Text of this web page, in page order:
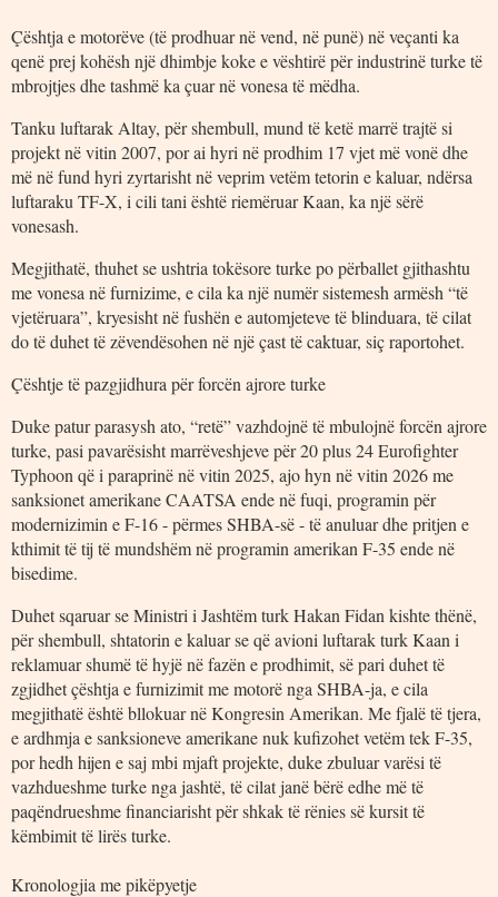
Çështja e motorëve (të prodhuar në vend, në punë) në veçanti ka
qenë prej kohësh një dhimbje koke e vështirë për industrinë turke të
mbrojtjes dhe tashmë ka çuar në vonesa të mëdha.
Tanku luftarak Altay, për shembull, mund të ketë marrë trajtë si
projekt në vitin 2007, por ai hyri në prodhim 17 vjet më vonë dhe
më në fund hyri zyrtarisht në veprim vetëm tetorin e kaluar, ndërsa
luftaraku TF-X, i cili tani është riemëruar Kaan, ka një sërë
vonesash.
Megjithatë, thuhet se ushtria tokësore turke po përballet gjithashtu
me vonesa në furnizime, e cila ka një numër sistemesh armësh “të
vjetëruara”, kryesisht në fushën e automjeteve të blinduara, të cilat
do të duhet të zëvendësohen në një çast të caktuar, siç raportohet.
Çështje të pazgjidhura për forcën ajrore turke
Duke patur parasysh ato, “retë” vazhdojnë të mbulojnë forcën ajrore
turke, pasi pavarësisht marrëveshjeve për 20 plus 24 Eurofighter
Typhoon që i paraprinë në vitin 2025, ajo hyn në vitin 2026 me
sanksionet amerikane CAATSA ende në fuqi, programin për
modernizimin e F-16 - përmes SHBA-së - të anuluar dhe pritjen e
kthimit të tij të mundshëm në programin amerikan F-35 ende në
bisedime.
Duhet sqaruar se Ministri i Jashtëm turk Hakan Fidan kishte thënë,
për shembull, shtatorin e kaluar se që avioni luftarak turk Kaan i
reklamuar shumë të hyjë në fazën e prodhimit, së pari duhet të
zgjidhet çështja e furnizimit me motorë nga SHBA-ja, e cila
megjithatë është bllokuar në Kongresin Amerikan. Me fjalë të tjera,
e ardhmja e sanksioneve amerikane nuk kufizohet vetëm tek F-35,
por hedh hijen e saj mbi mjaft projekte, duke zbuluar varësi të
vazhdueshme turke nga jashtë, të cilat janë bërë edhe më të
paqëndrueshme financiarisht për shkak të rënies së kursit të
këmbimit të lirës turke.
Kronologjia me pikëpyetje